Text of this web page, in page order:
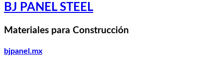
BJ PANEL STEEL
Materiales para Construcción
bjpanel.mx